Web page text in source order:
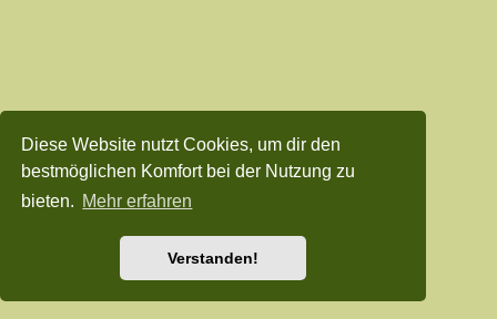
Diese Website nutzt Cookies, um dir den
bestmöglichen Komfort bei der Nutzung zu
bieten. Mehr erfahren
Verstanden!